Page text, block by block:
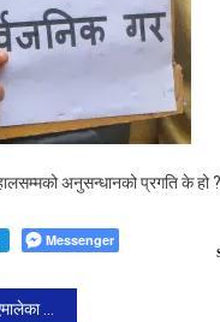
अनुसन्धानको प्रगति के हो
Messenger
पछ्याउँदै